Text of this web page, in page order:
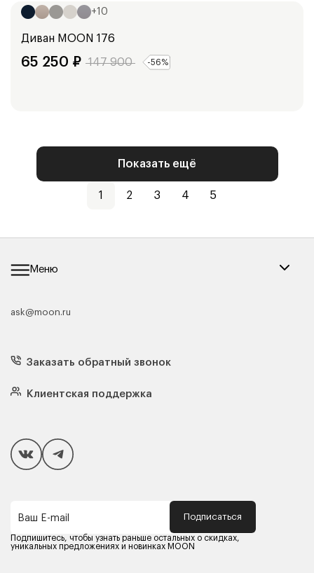
+10
Диван MOON 176
65 250 ₽ 147 900 -56%
Показать ещё
1 2 3 4 5
Меню
Каталог мебели
Кресла
Матрасы
Подушки
Чехлы и наматрасники
Покупателям
Способы оплаты
Компания MOON
Оферта
Политика конфиденциальности
ask@moon.ru
Заказать обратный звонок
Клиентская поддержка
Ваш E-mail Подписаться
Подпишитесь, чтобы узнать раньше остальных о скидках,
уникальных предложениях и новинках MOON